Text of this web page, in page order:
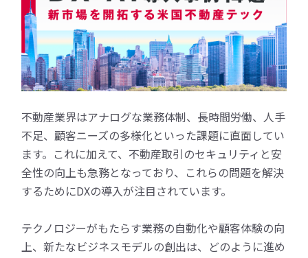
不動産業界はアナログな業務体制、長時間労働、人手
不足、顧客ニーズの多様化といった課題に直面してい
ます。これに加えて、不動産取引のセキュリティと安
全性の向上も急務となっており、これらの問題を解決
するためにDXの導入が注目されています。
テクノロジーがもたらす業務の自動化や顧客体験の向
上、新たなビジネスモデルの創出は、どのように進め